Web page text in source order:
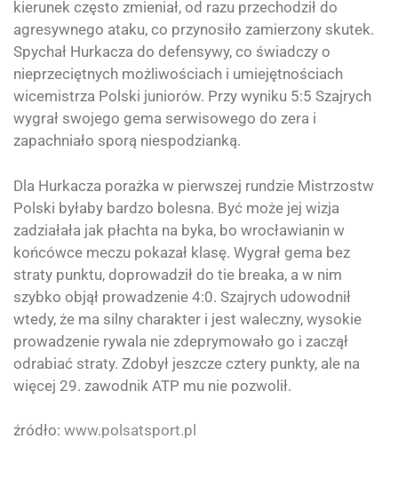
kierunek często zmieniał, od razu przechodził do
agresywnego ataku, co przynosiło zamierzony skutek.
Spychał Hurkacza do defensywy, co świadczy o
nieprzeciętnych możliwościach i umiejętnościach
wicemistrza Polski juniorów. Przy wyniku 5:5 Szajrych
wygrał swojego gema serwisowego do zera i
zapachniało sporą niespodzianką.
Dla Hurkacza porażka w pierwszej rundzie Mistrzostw
Polski byłaby bardzo bolesna. Być może jej wizja
zadziałała jak płachta na byka, bo wrocławianin w
końcówce meczu pokazał klasę. Wygrał gema bez
straty punktu, doprowadził do tie breaka, a w nim
szybko objął prowadzenie 4:0. Szajrych udowodnił
wtedy, że ma silny charakter i jest waleczny, wysokie
prowadzenie rywala nie zdeprymowało go i zaczął
odrabiać straty. Zdobył jeszcze cztery punkty, ale na
więcej 29. zawodnik ATP mu nie pozwolił.
źródło: www.polsatsport.pl